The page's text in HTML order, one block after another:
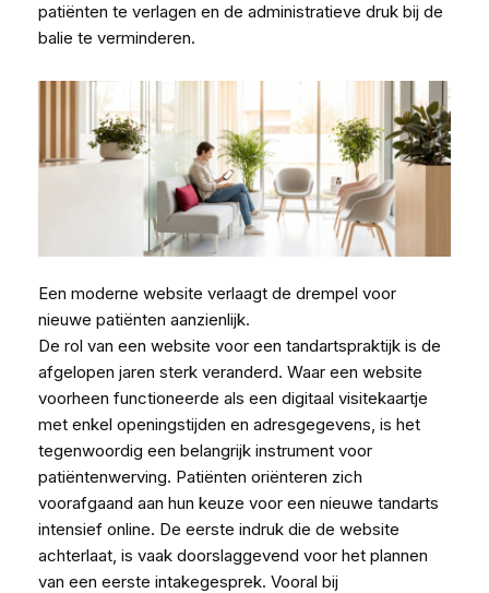
patiënten te verlagen en de administratieve druk bij de
balie te verminderen.
Een moderne website verlaagt de drempel voor
nieuwe patiënten aanzienlijk.
De rol van een website voor een tandartspraktijk is de
afgelopen jaren sterk veranderd. Waar een website
voorheen functioneerde als een digitaal visitekaartje
met enkel openingstijden en adresgegevens, is het
tegenwoordig een belangrijk instrument voor
patiëntenwerving. Patiënten oriënteren zich
voorafgaand aan hun keuze voor een nieuwe tandarts
intensief online. De eerste indruk die de website
achterlaat, is vaak doorslaggevend voor het plannen
van een eerste intakegesprek. Vooral bij